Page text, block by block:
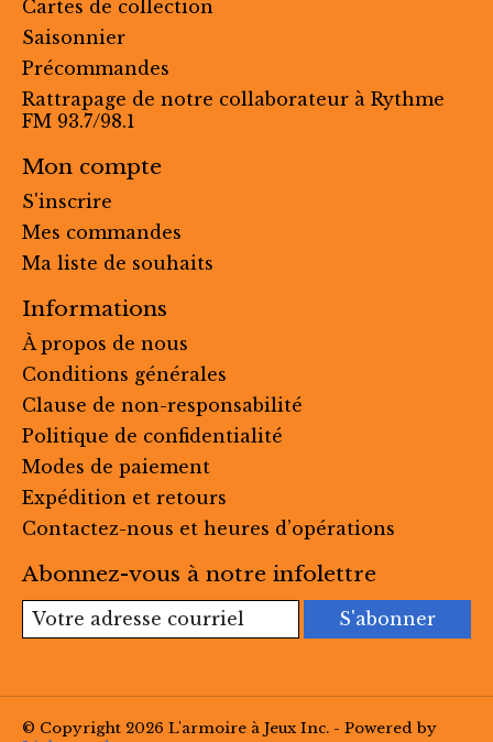
Cartes de collection
Saisonnier
Précommandes
Rattrapage de notre collaborateur à Rythme
FM 93.7/98.1
Mon compte
S'inscrire
Mes commandes
Ma liste de souhaits
Informations
À propos de nous
Conditions générales
Clause de non-responsabilité
Politique de confidentialité
Modes de paiement
Expédition et retours
Contactez-nous et heures d’opérations
Abonnez-vous à notre infolettre
S'abonner
© Copyright 2026 L'armoire à Jeux Inc. - Powered by